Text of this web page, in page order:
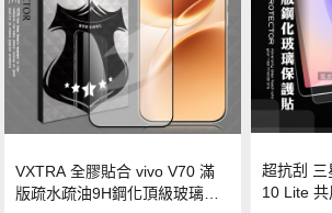
VXTRA 全膠貼合 vivo V70 滿
版疏水疏油9H鋼化頂級玻璃貼
超抗刮 三
10 Lite